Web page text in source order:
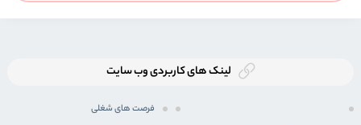
لینک های کاربردی وب سایت
فرصت های شغلی